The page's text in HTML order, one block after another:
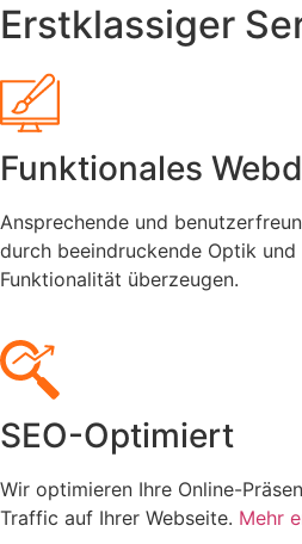
Erstklassiger
Funktionales
Ansprechende und
durch beeindruckende Optik und
Funktionalität überzeugen.
SEO-Optimiert
Wir optimieren Ihre Online-
Traffic auf Ihrer Webseite. Mehr